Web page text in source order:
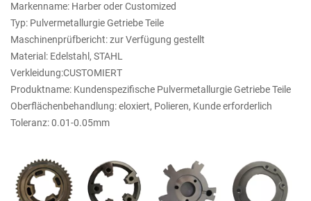
Markenname: Harber oder Customized
Typ: Pulvermetallurgie Getriebe Teile
Maschinenprüfbericht: zur Verfügung gestellt
Material: Edelstahl, STAHL
Verkleidung:CUSTOMIERT
Produktname: Kundenspezifische Pulvermetallurgie Getriebe Teile
Oberflächenbehandlung: eloxiert, Polieren, Kunde erforderlich
Toleranz: 0.01-0.05mm